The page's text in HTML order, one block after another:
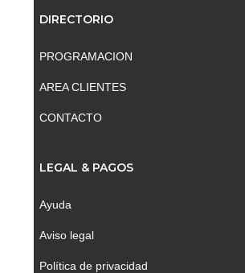
DIRECTORIO
PROGRAMACION
AREA CLIENTES
CONTACTO
LEGAL & PAGOS
Ayuda
Aviso legal
Política de privacidad